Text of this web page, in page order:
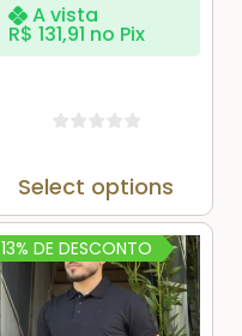
A vista
R$ 131,91 no Pix
Select options
13% DE DESCONTO